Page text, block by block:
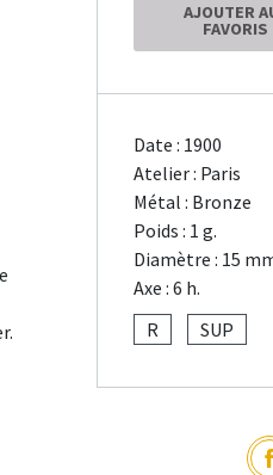
AJOUTER
FAVORIS
Date : 1900
Atelier : Paris
Métal : Bronze
Poids : 1 g.
Diamètre : 15
Axe : 6 h.
R
SUP